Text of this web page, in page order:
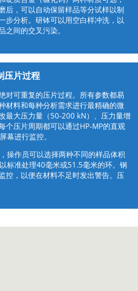
后，可以自动保留样品等分试样以制
步分析。研钵可以用空白样冲洗，以
之间的交叉污染。
压片过程
对可重复的压片过程。所有参数都易
材料和每种分析需求进行最精确的微
最大压力量（50-200 kN）、压力量增
个压片周期都可以通过HP-MP的直观
幕进行监控。
操作员可以选择两种不同的样品体积
标准处理40毫米或51.5毫米的环。钢
控，以便在材料不足时发出警告。压